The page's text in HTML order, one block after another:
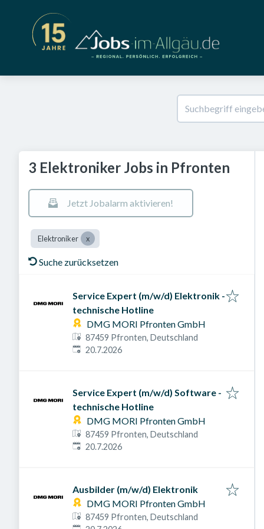
3 Elektroniker Jobs in Pfronten
Jetzt Jobalarm aktivieren!
Elektroniker
Suche zurücksetzen
Service Expert (m/w/d) Elektronik -
technische Hotline
DMG MORI Pfronten GmbH
87459 Pfronten, Deutschland
Veröffentlicht am
20.7.2026
Service Expert (m/w/d) Software -
technische Hotline
DMG MORI Pfronten GmbH
87459 Pfronten, Deutschland
Veröffentlicht am
20.7.2026
Ausbilder (m/w/d) Elektronik
DMG MORI Pfronten GmbH
87459 Pfronten, Deutschland